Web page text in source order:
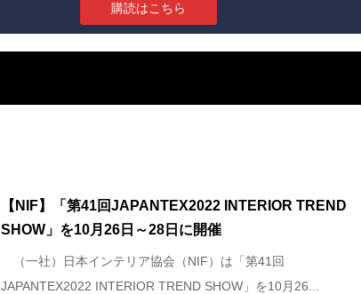
購読はこちら
【NIF】「第41回JAPANTEX2022 INTERIOR TREND
SHOW」を10月26日～28日に開催
（一社）日本インテリア協会（NIF）は「第41回
JAPANTEX2022 INTERIOR TREND SHOW」を10月26...